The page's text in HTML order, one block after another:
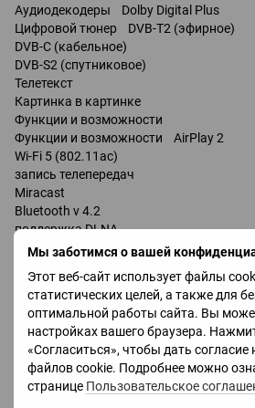
Мы заботимся о вашей
Этот веб-сайт использует файлы
статистических целей, а также для
оптимальной работы сайта. Вы
настройках вашего браузера.
«Согласиться», чтобы дать согласие
файлов cookie. Подробнее можно
странице Пользовательское
Аудиодекодеры Dolby Digital Plus
Цифровой тюнер DVB-T2 (эфирное)
DVB-C (кабельное)
DVB-S2 (спутниковое)
Телетекст
Картинка в картинке
Функции и возможности
Функции и возможности AirPlay 2
Wi-Fi 5 (802.11ac)
запись телепередач
Miracast
Bluetooth v 4.2
поддержка DLNA
управление голосом
Google Assistant
Bixby
Разъемы
Входы USB
LAN
HDMI hdmi -2.0